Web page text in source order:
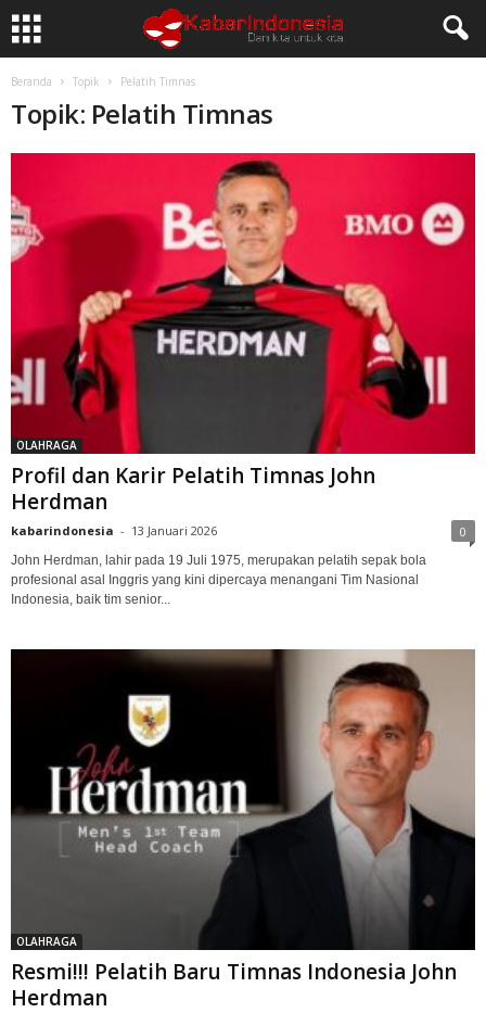
Beranda Topik Pelatih Timnas
Topik: Pelatih Timnas
OLAHRAGA
Profil dan Karir Pelatih Timnas John
Herdman
kabarindonesia - 13 Januari 2026 0
John Herdman, lahir pada 19 Juli 1975, merupakan pelatih sepak bola
profesional asal Inggris yang kini dipercaya menangani Tim Nasional
Indonesia, baik tim senior...
OLAHRAGA
Resmi!!! Pelatih Baru Timnas Indonesia John
Herdman